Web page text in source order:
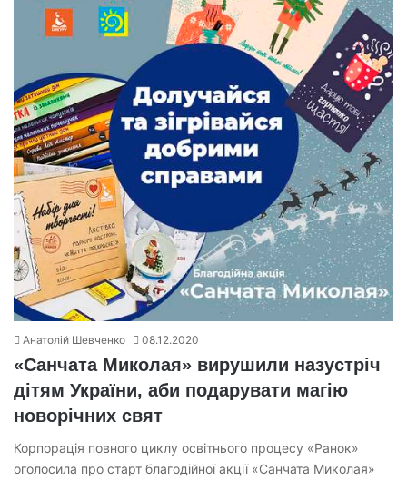
Анатолій Шевченко 08.12.2020
«Санчата Миколая» вирушили назустріч
дітям України, аби подарувати магію
новорічних свят
Корпорація повного циклу освітнього процесу «Ранок»
оголосила про старт благодійної акції «Санчата Миколая»